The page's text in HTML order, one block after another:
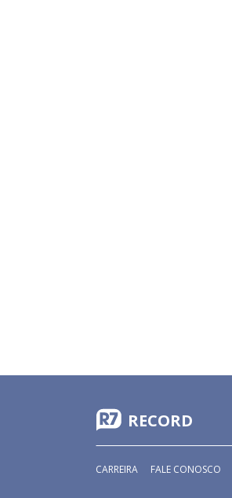
RECORD
CARREIRA FALE CONOSCO